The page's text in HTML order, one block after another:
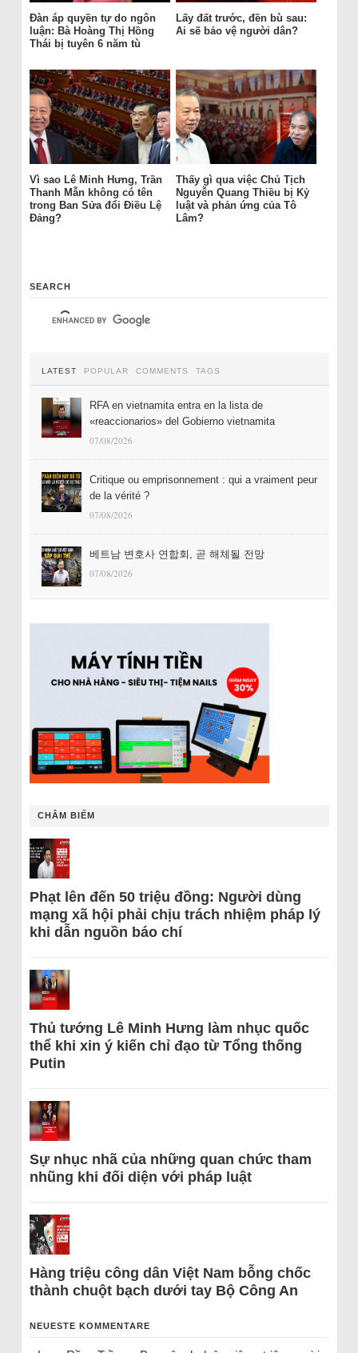
Đàn áp quyền tự do ngôn
luận: Bà Hoàng Thị Hồng
Thái bị tuyên 6 năm tù
Lấy đất trước, đền bù sau:
Ai sẽ bảo vệ người dân?
Vì sao Lê Minh Hưng, Trần
Thanh Mẫn không có tên
trong Ban Sửa đổi Điều Lệ
Đảng?
Thấy gì qua việc Chủ Tịch
Nguyễn Quang Thiều bị Kỷ
luật và phản ứng của Tô
Lâm?
SEARCH
LATEST POPULAR COMMENTS TAGS
RFA en vietnamita entra en la lista de
«reaccionarios» del Gobierno vietnamita
07/08/2026
Critique ou emprisonnement : qui a vraiment peur
de la vérité ?
07/08/2026
베트남 변호사 연합회, 곧 해체될 전망
07/08/2026
CHÂM BIẾM
Phạt lên đến 50 triệu đồng: Người dùng
mạng xã hội phải chịu trách nhiệm pháp lý
khi dẫn nguồn báo chí
Thủ tướng Lê Minh Hưng làm nhục quốc
thể khi xin ý kiến chỉ đạo từ Tổng thống
Putin
Sự nhục nhã của những quan chức tham
nhũng khi đối diện với pháp luật
Hàng triệu công dân Việt Nam bỗng chốc
thành chuột bạch dưới tay Bộ Công An
NEUESTE KOMMENTARE